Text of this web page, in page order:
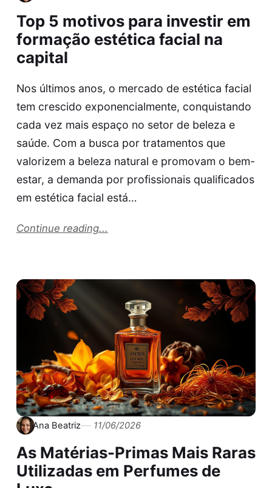
Top 5 motivos para investir em
formação estética facial na
capital
Nos últimos anos, o mercado de estética facial
tem crescido exponencialmente, conquistando
cada vez mais espaço no setor de beleza e
saúde. Com a busca por tratamentos que
valorizem a beleza natural e promovam o bem-
estar, a demanda por profissionais qualificados
em estética facial está…
Continue reading...
Ana Beatriz 11/06/2026
As Matérias-Primas Mais Raras
Utilizadas em Perfumes de